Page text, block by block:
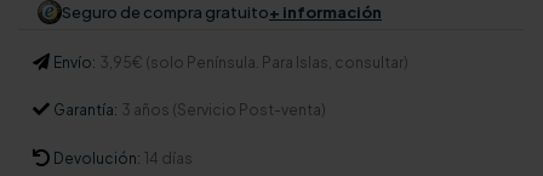
Seguro de compra gratuito+ información
Envío: 3,95€ (solo Península. Para Islas, consultar)
Garantía: 3 años (Servicio Post-venta)
Devolución: 14 días